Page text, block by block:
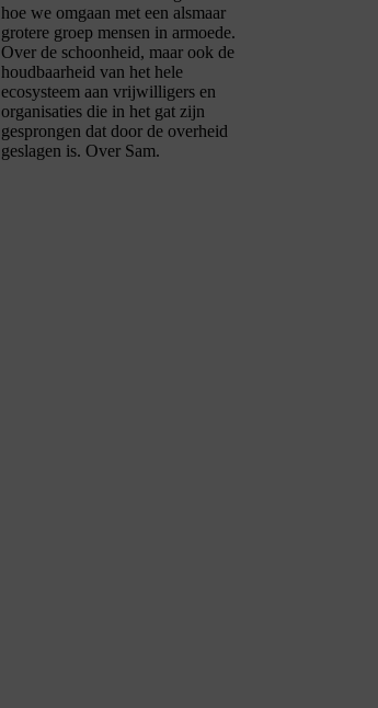
hoe we omgaan met een alsmaar
grotere groep mensen in armoede.
Over de schoonheid, maar ook de
houdbaarheid van het hele
ecosysteem aan vrijwilligers en
organisaties die in het gat zijn
gesprongen dat door de overheid
geslagen is. Over Sam.